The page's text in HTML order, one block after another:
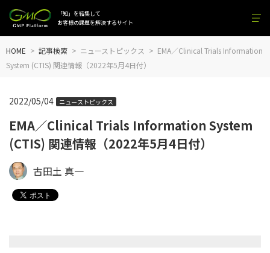
「知」を結集して
お客様の課題を解決するサイト
HOME 記事検索 ニューストピックス
EMA／Clinical Trials Information
System (CTIS) 関連情報（2022年5月4日付）
EMA／Clinical Trials Information System
(CTIS) 関連情報（2022年5月4日付）
2022/05/04 ニューストピックス
古田土 真一